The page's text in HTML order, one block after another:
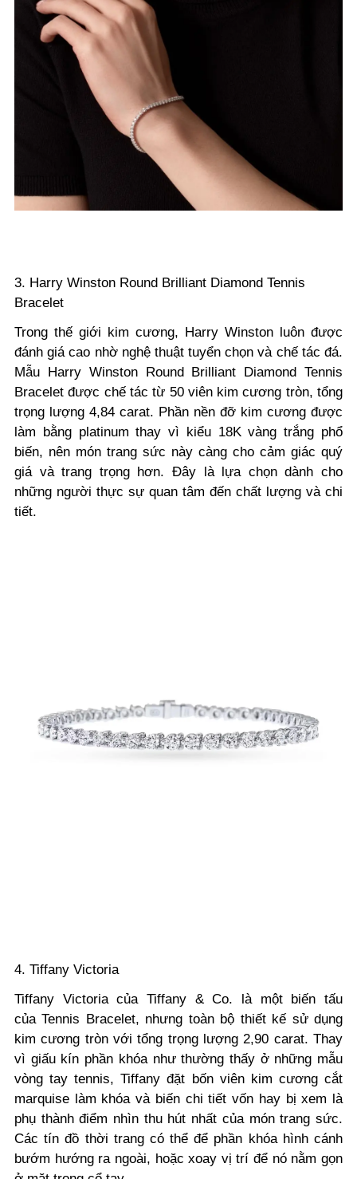
3. Harry Winston Round Brilliant Diamond Tennis
Bracelet
Trong thế giới kim cương, Harry Winston luôn được
đánh giá cao nhờ nghệ thuật tuyển chọn và chế tác đá.
Mẫu Harry Winston Round Brilliant Diamond Tennis
Bracelet được chế tác từ 50 viên kim cương tròn, tổng
trọng lượng 4,84 carat. Phần nền đỡ kim cương được
làm bằng platinum thay vì kiểu 18K vàng trắng phổ
biến, nên món trang sức này càng cho cảm giác quý
giá và trang trọng hơn. Đây là lựa chọn dành cho
những người thực sự quan tâm đến chất lượng và chi
tiết.
4. Tiffany Victoria
Tiffany Victoria của Tiffany & Co. là một biến tấu
của Tennis Bracelet, nhưng toàn bộ thiết kế sử dụng
kim cương tròn với tổng trọng lượng 2,90 carat. Thay
vì giấu kín phần khóa như thường thấy ở những mẫu
vòng tay tennis, Tiffany đặt bốn viên kim cương cắt
marquise làm khóa và biến chi tiết vốn hay bị xem là
phụ thành điểm nhìn thu hút nhất của món trang sức.
Các tín đồ thời trang có thể để phần khóa hình cánh
bướm hướng ra ngoài, hoặc xoay vị trí để nó nằm gọn